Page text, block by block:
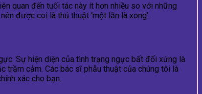
quan đến tuổi tác này ít hơn nhiều so với những
được coi là thủ thuật ‘một lần là xong’.
Sự hiện diện của tình trạng ngực bất đối xứng là
trầm cảm. Các bác sĩ phẫu thuật của chúng tôi là
xác cho bạn.